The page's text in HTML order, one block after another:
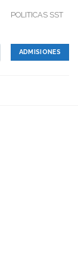
POLITICAS SST
ADMISIONES